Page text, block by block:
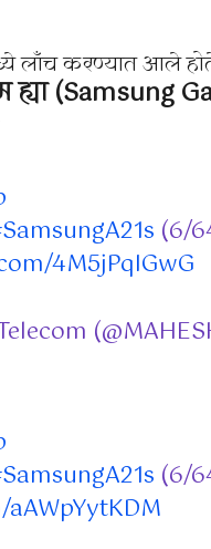
लाँच करण्यात आले
(Samsung
(6/
4M5jPqIGwG
(6/